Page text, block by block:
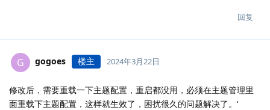
回复
G gogoes 楼主 2024年3月22日
修改后，需要重载一下主题配置，重启都没用，必须在主题管理里
面重载下主题配置，这样就生效了，困扰很久的问题解决了。‘